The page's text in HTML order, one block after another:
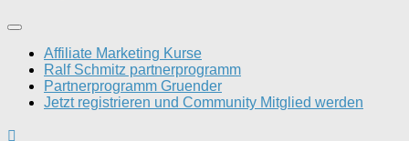
Affiliate Marketing Kurse
Ralf Schmitz partnerprogramm
Partnerprogramm Gruender
Jetzt registrieren und Community Mitglied werden